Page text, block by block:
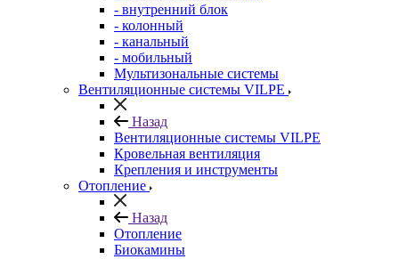
- внутренний блок
- колонный
- канальный
- мобильный
Мультизональные системы
Вентиляционные системы VILPE
Назад
Вентиляционные системы VILPE
Кровельная вентиляция
Крепления и инструменты
Отопление
Назад
Отопление
Биокамины